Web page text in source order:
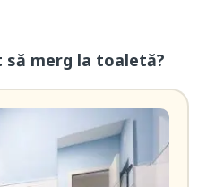
să merg la toaletă?